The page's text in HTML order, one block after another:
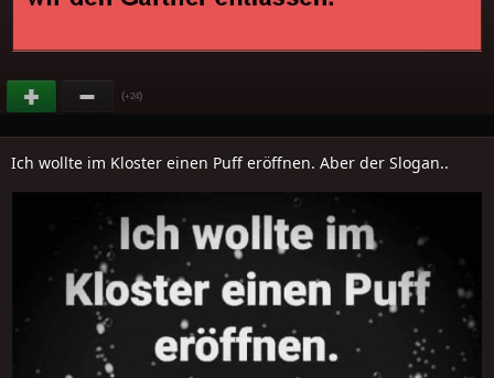
(+24)
Ich wollte im Kloster einen Puff eröffnen. Aber der Slogan..